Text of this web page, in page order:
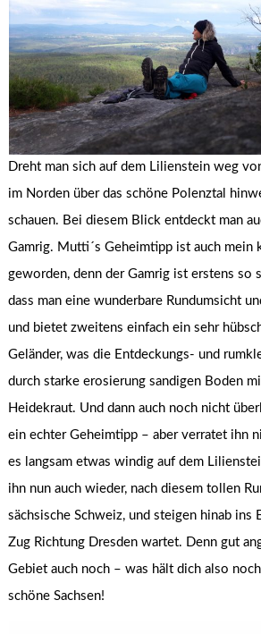
Dreht man sich auf dem Lilienstein weg
im Norden über das schöne Polenztal
schauen. Bei diesem Blick entdeckt man
Gamrig. Mutti´s Geheimtipp ist auch mein
geworden, denn der Gamrig ist erstens so
dass man eine wunderbare Rundumsicht
und bietet zweitens einfach ein sehr
Geländer, was die Entdeckungs- und
durch starke erosierung sandigen Boden
Heidekraut. Und dann auch noch nicht
ein echter Geheimtipp – aber verratet ihn
es langsam etwas windig auf dem
ihn nun auch wieder, nach diesem tollen
sächsische Schweiz, und steigen hinab ins
Zug Richtung Dresden wartet. Denn gut
Gebiet auch noch – was hält dich also
schöne Sachsen!